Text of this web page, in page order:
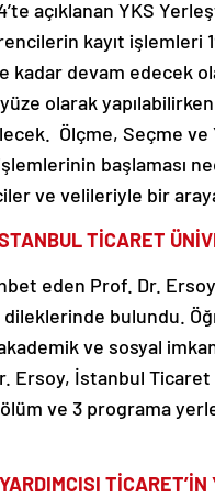
açıklanan YKS
kayıt işlemleri
kadar devam edecek
olarak
Ölçme, Seçme
başlaması
ve velileriyle bir
TİCARET
eden Prof. Dr.
dileklerinde bulundu.
ve sosyal
Ersoy, İstanbul
ve 3 programa
TİCARET’İN